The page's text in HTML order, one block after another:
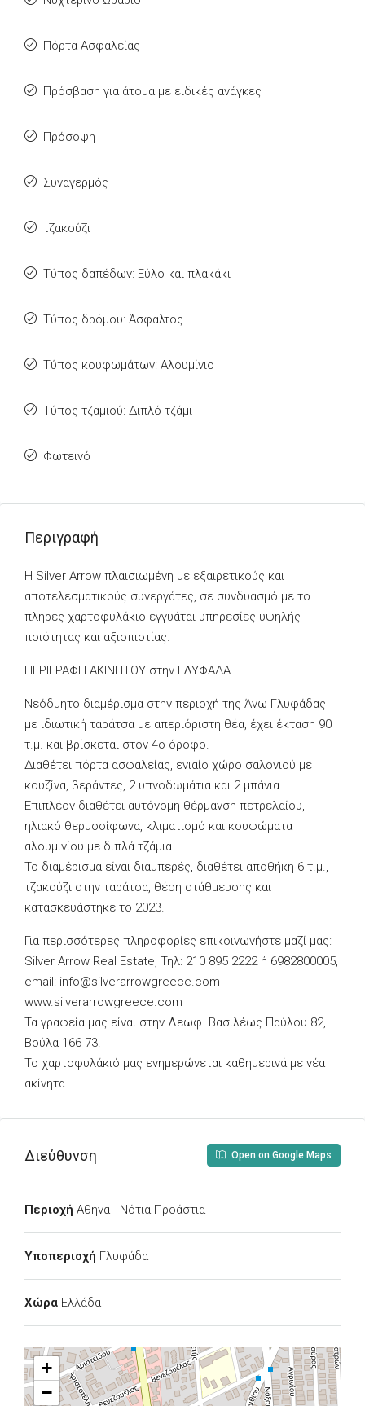
Πόρτα Ασφαλείας
Πρόσβαση για άτομα με ειδικές ανάγκες
Πρόσοψη
Συναγερμός
τζακούζι
Τύπος δαπέδων: Ξύλο και πλακάκι
Τύπος δρόμου: Άσφαλτος
Τύπος κουφωμάτων: Αλουμίνιο
Τύπος τζαμιού: Διπλό τζάμι
Φωτεινό
Περιγραφή
Η Silver Arrow πλαισιωμένη με εξαιρετικούς και
αποτελεσματικούς συνεργάτες, σε συνδυασμό με το
πλήρες χαρτοφυλάκιο εγγυάται υπηρεσίες υψηλής
ποιότητας και αξιοπιστίας.
ΠΕΡΙΓΡΑΦΗ ΑΚΙΝΗΤΟΥ στην ΓΛΥΦΑΔΑ
Νεόδμητο διαμέρισμα στην περιοχή της Άνω Γλυφάδας
με ιδιωτική ταράτσα με απεριόριστη θέα, έχει έκταση 90
τ.μ. και βρίσκεται στον 4ο όροφο.
Διαθέτει πόρτα ασφαλείας, ενιαίο χώρο σαλονιού με
κουζίνα, βεράντες, 2 υπνοδωμάτια και 2 μπάνια.
Επιπλέον διαθέτει αυτόνομη θέρμανση πετρελαίου,
ηλιακό θερμοσίφωνα, κλιματισμό και κουφώματα
αλουμινίου με διπλά τζάμια.
Το διαμέρισμα είναι διαμπερές, διαθέτει αποθήκη 6 τ.μ.,
τζακούζι στην ταράτσα, θέση στάθμευσης και
κατασκευάστηκε το 2023.
Για περισσότερες πληροφορίες επικοινωνήστε μαζί μας:
Silver Arrow Real Estate, Τηλ: 210 895 2222 ή 6982800005,
email: info@silverarrowgreece.com
www.silverarrowgreece.com
Τα γραφεία μας είναι στην Λεωφ. Βασιλέως Παύλου 82,
Βούλα 166 73.
Το χαρτοφυλάκιό μας ενημερώνεται καθημερινά με νέα
ακίνητα.
Διεύθυνση Open on Google Maps
Περιοχή Αθήνα - Νότια Προάστια
Υποπεριοχή Γλυφάδα
Χώρα Ελλάδα
+
−